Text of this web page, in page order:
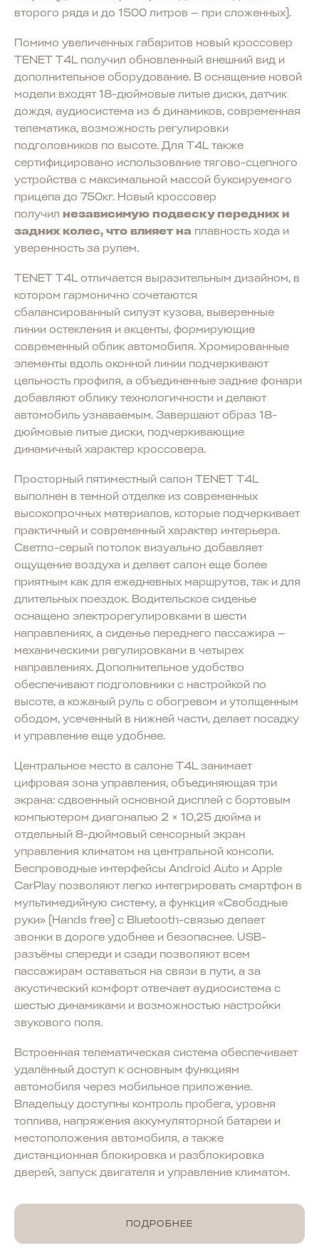
второго ряда и до 1500 литров — при сложенных).
Помимо увеличенных габаритов новый кроссовер
TENET T4L получил обновленный внешний вид и
дополнительное оборудование. В оснащение новой
модели входят 18-дюймовые литые диски, датчик
дождя, аудиосистема из 6 динамиков, современная
телематика, возможность регулировки
подголовников по высоте. Для T4L также
сертифицировано использование тягово-сцепного
устройства с максимальной массой буксируемого
прицепа до 750кг. Новый кроссовер
получил независимую подвеску передних и
задних колес, что влияет на плавность хода и
уверенность за рулем.
TENET T4L отличается выразительным дизайном, в
котором гармонично сочетаются
сбалансированный силуэт кузова, выверенные
линии остекления и акценты, формирующие
современный облик автомобиля. Хромированные
элементы вдоль оконной линии подчеркивают
цельность профиля, а объединенные задние фонари
добавляют облику технологичности и делают
автомобиль узнаваемым. Завершают образ 18-
дюймовые литые диски, подчеркивающие
динамичный характер кроссовера.
Просторный пятиместный салон TENET T4L
выполнен в темной отделке из современных
высокопрочных материалов, которые подчеркивает
практичный и современный характер интерьера.
Светло-серый потолок визуально добавляет
ощущение воздуха и делает салон еще более
приятным как для ежедневных маршрутов, так и для
длительных поездок. Водительское сиденье
оснащено электрорегулировками в шести
направлениях, а сиденье переднего пассажира —
механическими регулировками в четырех
направлениях. Дополнительное удобство
обеспечивают подголовники с настройкой по
высоте, а кожаный руль с обогревом и утолщенным
ободом, усеченный в нижней части, делает посадку
и управление еще удобнее.
Центральное место в салоне T4L занимает
цифровая зона управления, объединяющая три
экрана: сдвоенный основной дисплей с бортовым
компьютером диагональю 2 × 10,25 дюйма и
отдельный 8-дюймовый сенсорный экран
управления климатом на центральной консоли.
Беспроводные интерфейсы Android Auto и Apple
CarPlay позволяют легко интегрировать смартфон в
мультимедийную систему, а функция «Свободные
руки» (Hands free) с Bluetooth-связью делает
звонки в дороге удобнее и безопаснее. USB-
разъёмы спереди и сзади позволяют всем
пассажирам оставаться на связи в пути, а за
акустический комфорт отвечает аудиосистема с
шестью динамиками и возможностью настройки
звукового поля.
Встроенная телематическая система обеспечивает
удалённый доступ к основным функциям
автомобиля через мобильное приложение.
Владельцу доступны контроль пробега, уровня
топлива, напряжения аккумуляторной батареи и
местоположения автомобиля, а также
дистанционная блокировка и разблокировка
дверей, запуск двигателя и управление климатом.
ПОДРОБНЕЕ